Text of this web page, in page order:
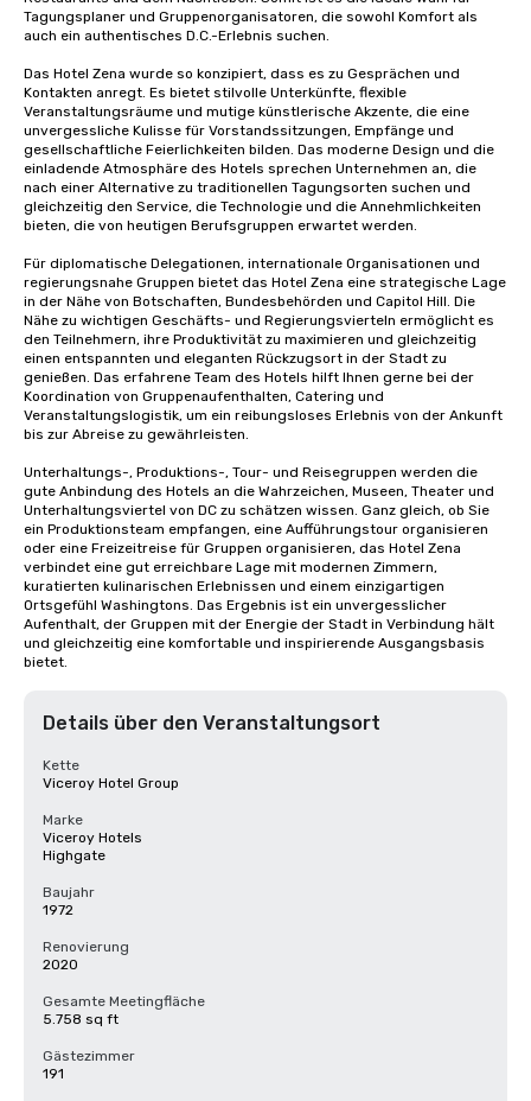
Tagungsplaner und Gruppenorganisatoren, die sowohl Komfort als
auch ein authentisches D.C.-Erlebnis suchen.
Das Hotel Zena wurde so konzipiert, dass es zu Gesprächen und
Kontakten anregt. Es bietet stilvolle Unterkünfte, flexible
Veranstaltungsräume und mutige künstlerische Akzente, die eine
unvergessliche Kulisse für Vorstandssitzungen, Empfänge und
gesellschaftliche Feierlichkeiten bilden. Das moderne Design und die
einladende Atmosphäre des Hotels sprechen Unternehmen an, die
nach einer Alternative zu traditionellen Tagungsorten suchen und
gleichzeitig den Service, die Technologie und die Annehmlichkeiten
bieten, die von heutigen Berufsgruppen erwartet werden.
Für diplomatische Delegationen, internationale Organisationen und
regierungsnahe Gruppen bietet das Hotel Zena eine strategische Lage
in der Nähe von Botschaften, Bundesbehörden und Capitol Hill. Die
Nähe zu wichtigen Geschäfts- und Regierungsvierteln ermöglicht es
den Teilnehmern, ihre Produktivität zu maximieren und gleichzeitig
einen entspannten und eleganten Rückzugsort in der Stadt zu
genießen. Das erfahrene Team des Hotels hilft Ihnen gerne bei der
Koordination von Gruppenaufenthalten, Catering und
Veranstaltungslogistik, um ein reibungsloses Erlebnis von der Ankunft
bis zur Abreise zu gewährleisten.
Unterhaltungs-, Produktions-, Tour- und Reisegruppen werden die
gute Anbindung des Hotels an die Wahrzeichen, Museen, Theater und
Unterhaltungsviertel von DC zu schätzen wissen. Ganz gleich, ob Sie
ein Produktionsteam empfangen, eine Aufführungstour organisieren
oder eine Freizeitreise für Gruppen organisieren, das Hotel Zena
verbindet eine gut erreichbare Lage mit modernen Zimmern,
kuratierten kulinarischen Erlebnissen und einem einzigartigen
Ortsgefühl Washingtons. Das Ergebnis ist ein unvergesslicher
Aufenthalt, der Gruppen mit der Energie der Stadt in Verbindung hält
und gleichzeitig eine komfortable und inspirierende Ausgangsbasis
bietet.
Details über den Veranstaltungsort
Kette
Viceroy Hotel Group
Marke
Viceroy Hotels
Highgate
Baujahr
1972
Renovierung
2020
Gesamte Meetingfläche
5.758 sq ft
Gästezimmer
191